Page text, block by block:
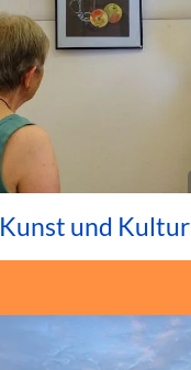
Kunst und Kultur